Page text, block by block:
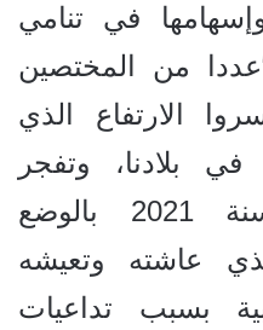
في تنامي
من المختصين
الارتفاع الذي
بلادنا، وتفجر
أرقامه الإحصائية سنة 2021 بالوضع
عاشته وتعيشه
بسبب تداعيات